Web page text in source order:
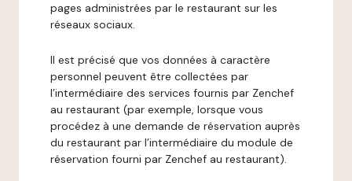
pages administrées par le restaurant sur les
réseaux sociaux.
Il est précisé que vos données à caractère
personnel peuvent être collectées par
l’intermédiaire des services fournis par Zenchef
au restaurant (par exemple, lorsque vous
procédez à une demande de réservation auprès
du restaurant par l’intermédiaire du module de
réservation fourni par Zenchef au restaurant).